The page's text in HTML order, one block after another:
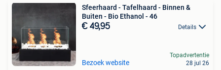
Sfeerhaard - Tafelhaard - Binnen &
Buiten - Bio Ethanol - 46
€ 49,95 Details
Bezoek website
Topadvertentie
28 jul 26